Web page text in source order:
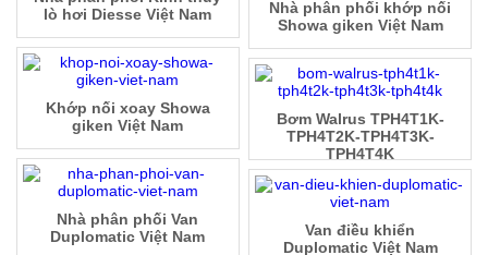
lò hơi Diesse Việt Nam
Nhà phân phối khớp nối
Showa giken Việt Nam
Khớp nối xoay Showa
giken Việt Nam
Bơm Walrus TPH4T1K-
TPH4T2K-TPH4T3K-
TPH4T4K
Nhà phân phối Van
Duplomatic Việt Nam
Van điều khiển
Duplomatic Việt Nam